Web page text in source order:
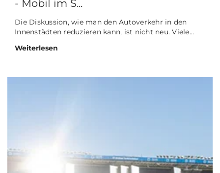
- Mobil im S...
Die Diskussion, wie man den Autoverkehr in den
Innenstädten reduzieren kann, ist nicht neu. Viele...
Weiterlesen